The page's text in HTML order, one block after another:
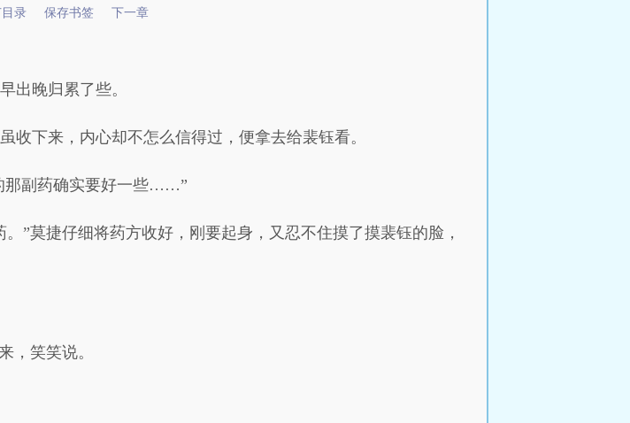
录 保存书签 下一章
出晚归累了些。
收下来，内心却不怎么信得过，便拿去给裴钰看。
那副药确实要好一些……”
”莫捷仔细将药方收好，刚要起身，又忍不住摸了摸裴钰的脸，
，笑笑说。